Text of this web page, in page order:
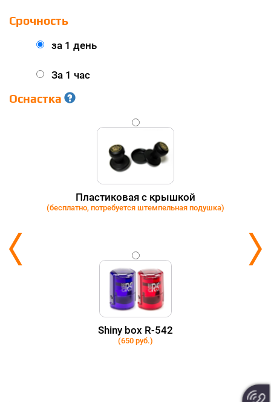
Срочность
за 1 день
За 1 час
Оснастка
Пластиковая с крышкой
(бесплатно, потребуется штемпельная подушка)
Shiny box R-542
(650 руб.)